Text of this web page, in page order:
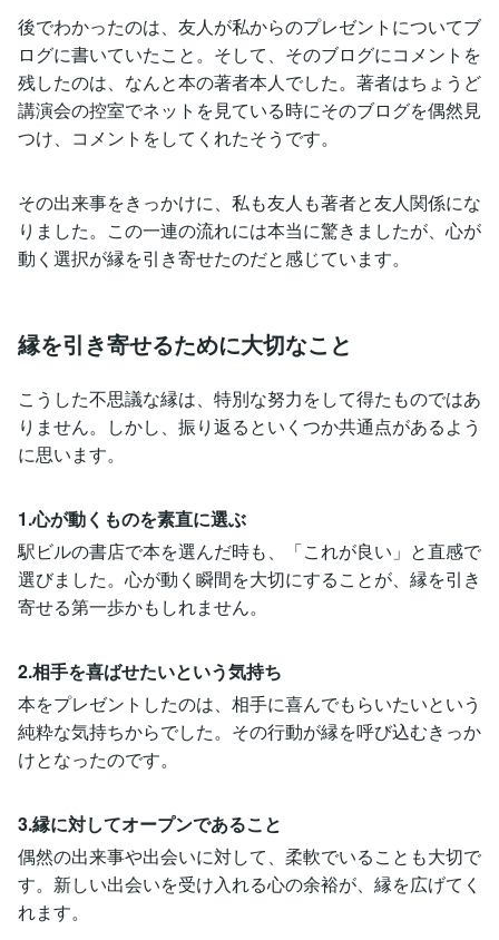
後でわかったのは、友人が私からのプレゼントについてブ
ログに書いていたこと。そして、そのブログにコメントを
残したのは、なんと本の著者本人でした。著者はちょうど
講演会の控室でネットを見ている時にそのブログを偶然見
つけ、コメントをしてくれたそうです。
その出来事をきっかけに、私も友人も著者と友人関係にな
りました。この一連の流れには本当に驚きましたが、心が
動く選択が縁を引き寄せたのだと感じています。
縁を引き寄せるために大切なこと
こうした不思議な縁は、特別な努力をして得たものではあ
りません。しかし、振り返るといくつか共通点があるよう
に思います。
1.心が動くものを素直に選ぶ
駅ビルの書店で本を選んだ時も、「これが良い」と直感で
選びました。心が動く瞬間を大切にすることが、縁を引き
寄せる第一歩かもしれません。
2.相手を喜ばせたいという気持ち
本をプレゼントしたのは、相手に喜んでもらいたいという
純粋な気持ちからでした。その行動が縁を呼び込むきっか
けとなったのです。
3.縁に対してオープンであること
偶然の出来事や出会いに対して、柔軟でいることも大切で
す。新しい出会いを受け入れる心の余裕が、縁を広げてく
れます。